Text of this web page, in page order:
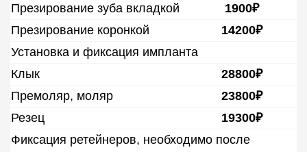
Презирование зуба вкладкой
1900₽
Презирование коронкой
14200₽
Установка и фиксация импланта
Клык
28800₽
Премоляр, моляр
23800₽
Резец
19300₽
Фиксация ретейнеров, необходимо после